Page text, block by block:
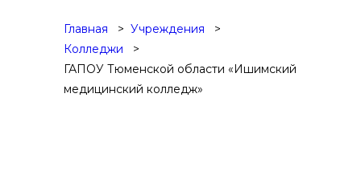
Главная
Учреждения
Колледжи
ГАПОУ Тюменской области «Ишимский
медицинский колледж»